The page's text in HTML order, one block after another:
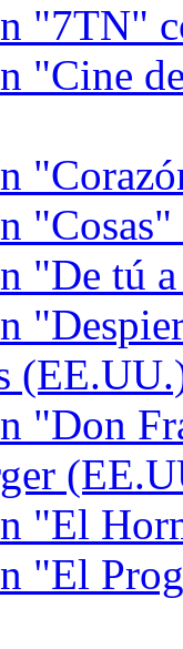
"7TN"
"Cine
"De tú
"Don
"El
"El